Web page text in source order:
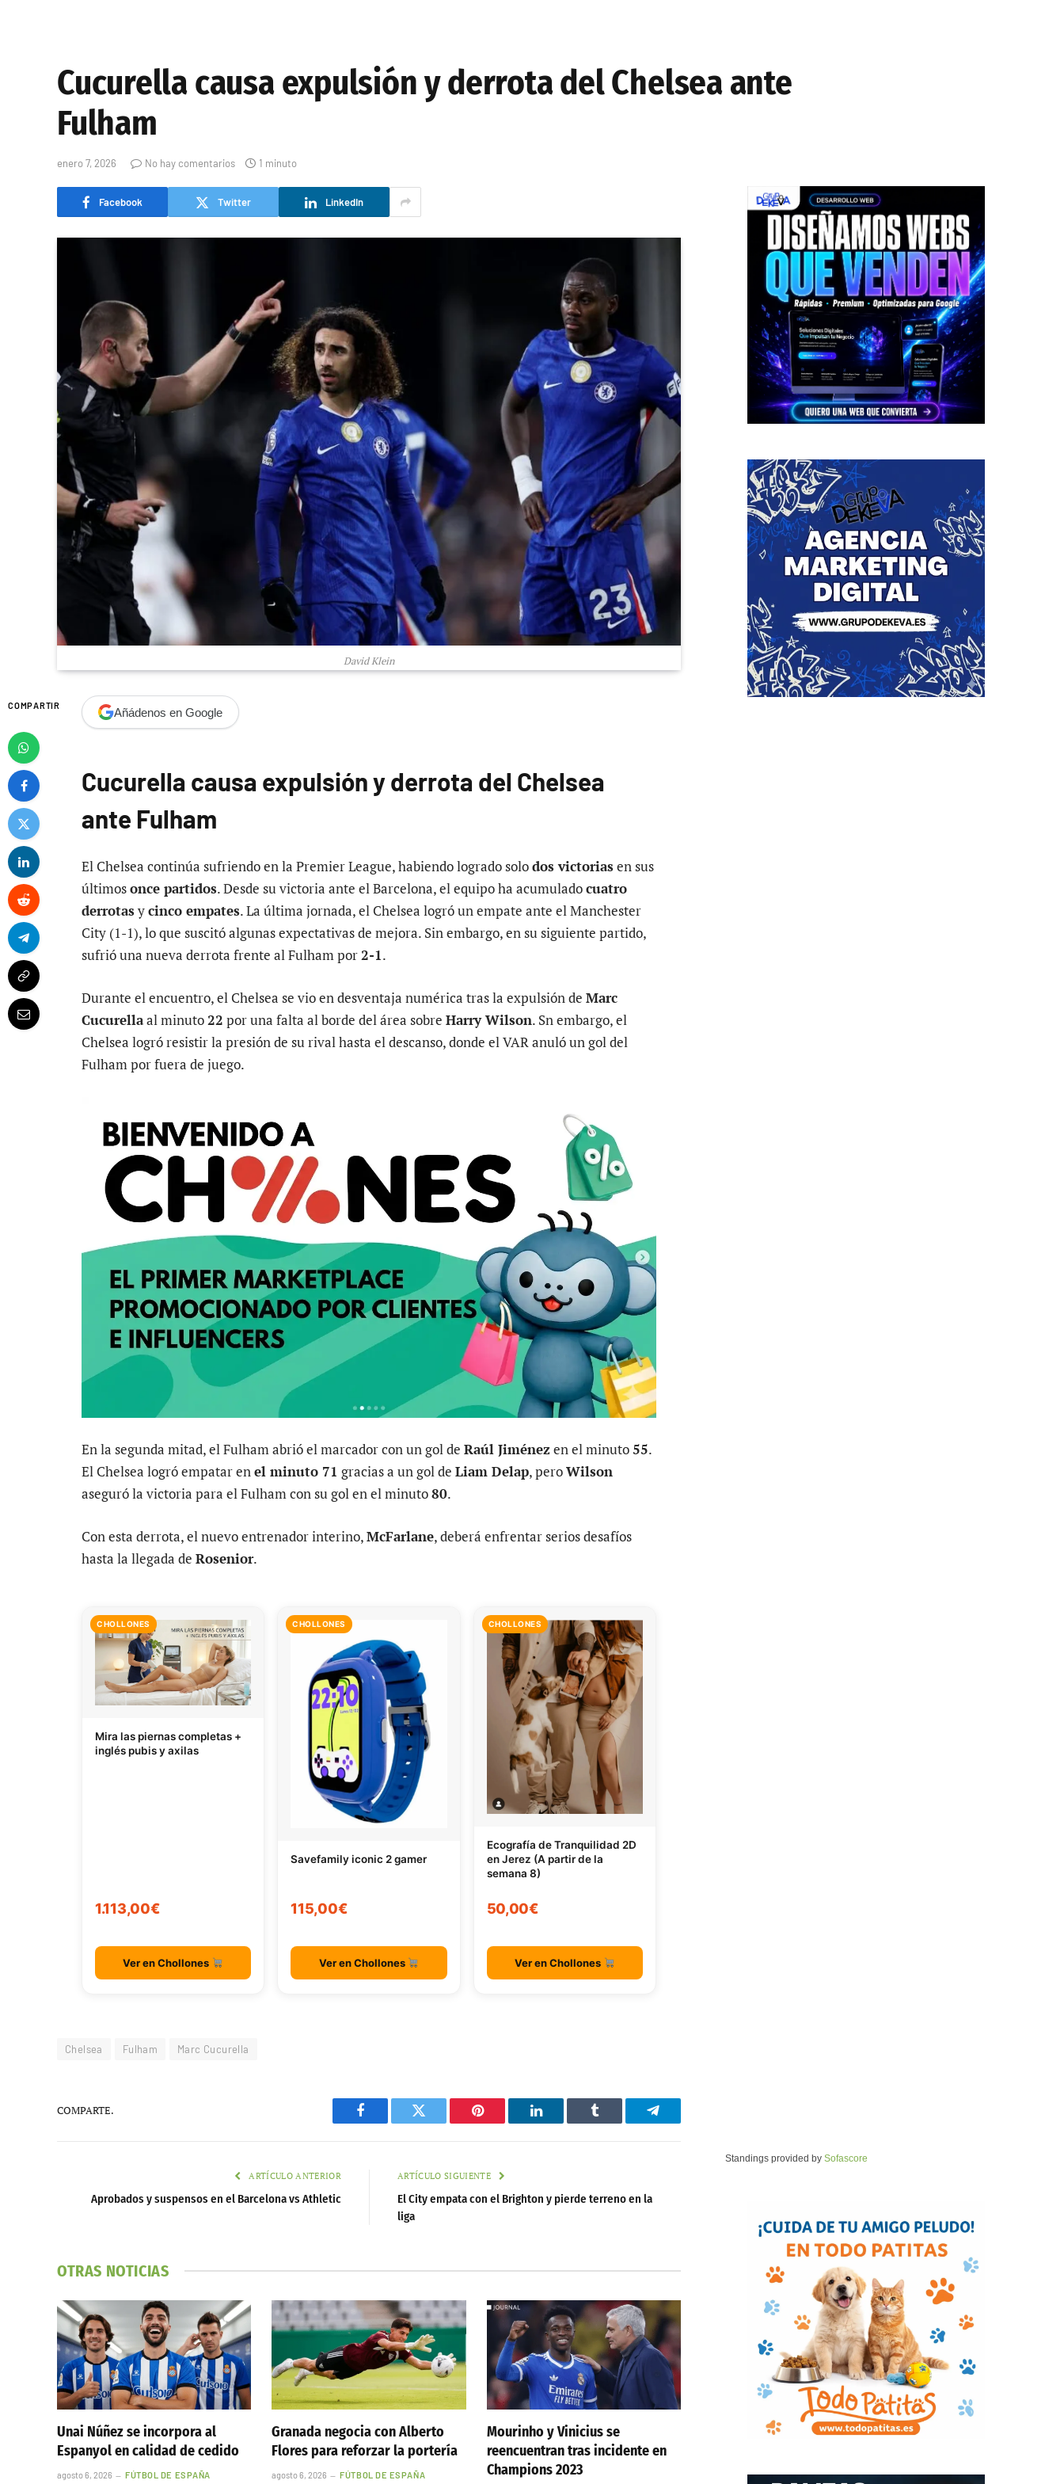
Cucurella causa expulsión y derrota del Chelsea ante
Fulham
enero 7, 2026 No hay comentarios 1 minuto
Facebook Twitter LinkedIn
David Klein
COMPARTIR Añádenos en Google
Cucurella causa expulsión y derrota del Chelsea
ante Fulham
El Chelsea continúa sufriendo en la Premier League, habiendo logrado solodos victoriasen sus
últimosonce partidos. Desde su victoria ante el Barcelona, el equipo ha acumuladocuatro
derrotasycinco empates. La última jornada, el Chelsea logró un empate ante el Manchester
City (1-1), lo que suscitó algunas expectativas de mejora. Sin embargo, en su siguiente partido,
sufrió una nueva derrota frente al Fulham por2-1.
Durante el encuentro, el Chelsea se vio en desventaja numérica tras la expulsión de Marc
Cucurellaal minuto22 por una falta al borde del área sobre Harry Wilson. Sn embargo, el
Chelsea logró resistir la presión de su rival hasta el descanso, donde el VAR anuló un gol del
Fulham por fuera de juego.
En la segunda mitad, el Fulham abrió el marcador con un gol de Raúl Jiménezen el minuto55.
El Chelsea logró empatar enel minuto 71 gracias a un gol de Liam Delap, peroWilson
aseguró la victoria para el Fulham con su gol en el minuto80.
Con esta derrota, el nuevo entrenador interino,McFarlane, deberá enfrentar serios desafíos
hasta la llegada de Rosenior.
CHOLLONES
Mira las piernas completas +
inglés pubis y axilas
1.113,00€
Ver en Chollones
CHOLLONES
Savefamily iconic 2 gamer
115,00€
Ver en Chollones
CHOLLONES
Ecografía de Tranquilidad 2D
en Jerez (A partir de la
semana 8)
50,00€
Ver en Chollones
Chelsea Fulham Marc Cucurella
COMPARTE.
Facebook Twitter Pinterest LinkedIn Tumblr Telegram
ARTÍCULO ANTERIOR
Aprobados y suspensos en el Barcelona vs Athletic
ARTÍCULO SIGUIENTE
El City empata con el Brighton y pierde terreno en la
liga
OTRAS NOTICIAS
Unai Núñez se incorpora al
Espanyol en calidad de cedido
agosto 6, 2026 FÚTBOL DE ESPAÑA
Granada negocia con Alberto
Flores para reforzar la portería
agosto 6, 2026 FÚTBOL DE ESPAÑA
Mourinho y Vinicius se
reencuentran tras incidente en
Champions 2023
Standings provided by Sofascore